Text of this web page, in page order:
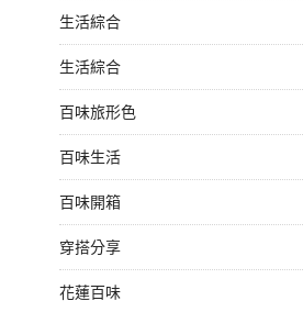
生活綜合
生活綜合
百味旅形色
百味生活
百味開箱
穿搭分享
花蓮百味